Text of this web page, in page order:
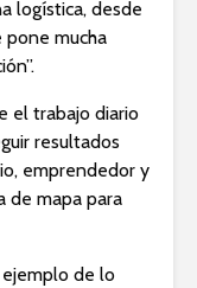
logística, desde
pone mucha
el trabajo diario
resultados
emprendedor y
de mapa para
de lo